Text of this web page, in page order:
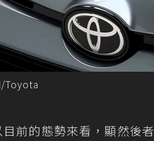
Toyota
目前的態勢來看，顯然後